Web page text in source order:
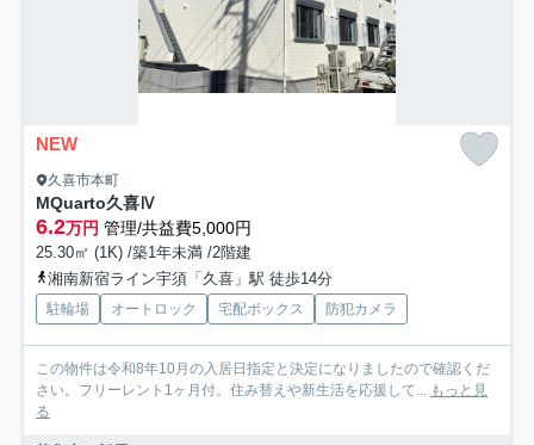
NEW
久喜市本町
MQuarto久喜Ⅳ
6.2万円 管理/共益費5,000円
25.30㎡ (1K) /築1年未満 /2階建
湘南新宿ライン宇須「久喜」駅 徒歩14分
駐輪場 オートロック 宅配ボックス 防犯カメラ
この物件は令和8年10月の入居日指定と決定になりましたので確認くだ
さい。フリーレント1ヶ月付。住み替えや新生活を応援して... もっと見
る